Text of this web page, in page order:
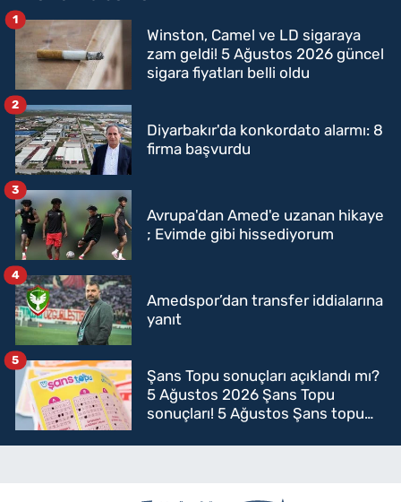
Winston, Camel ve LD sigaraya
zam geldi! 5 Ağustos 2026 güncel
sigara fiyatları belli oldu
1
Diyarbakır'da konkordato alarmı: 8
firma başvurdu
2
Avrupa'dan Amed'e uzanan hikaye
; Evimde gibi hissediyorum
3
Amedspor’dan transfer iddialarına
yanıt
4
Şans Topu sonuçları açıklandı mı?
5 Ağustos 2026 Şans Topu
sonuçları! 5 Ağustos Şans topu
5